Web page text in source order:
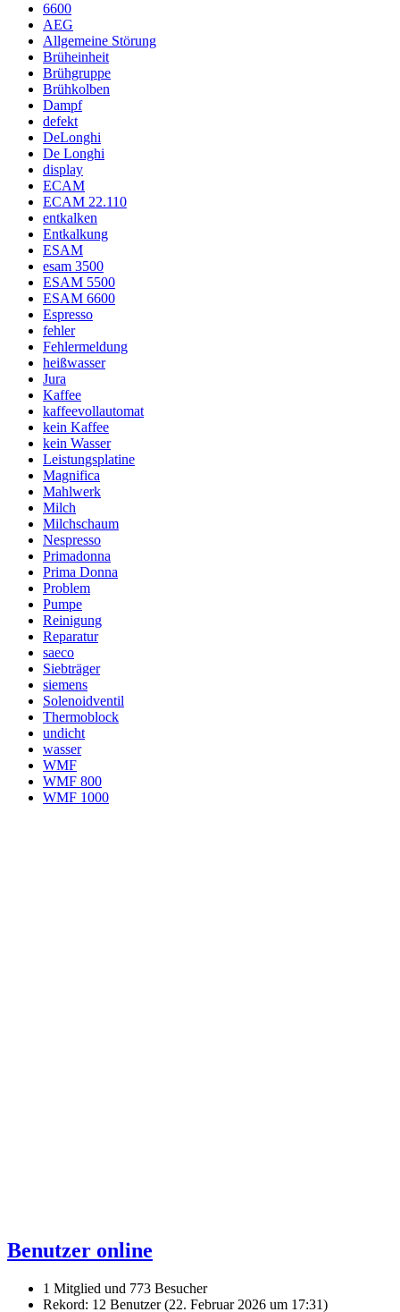
6600
AEG
Allgemeine Störung
Brüheinheit
Brühgruppe
Brühkolben
Dampf
defekt
DeLonghi
De Longhi
display
ECAM
ECAM 22.110
entkalken
Entkalkung
ESAM
esam 3500
ESAM 5500
ESAM 6600
Espresso
fehler
Fehlermeldung
heißwasser
Jura
Kaffee
kaffeevollautomat
kein Kaffee
kein Wasser
Leistungsplatine
Magnifica
Mahlwerk
Milch
Milchschaum
Nespresso
Primadonna
Prima Donna
Problem
Pumpe
Reinigung
Reparatur
saeco
Siebträger
siemens
Solenoidventil
Thermoblock
undicht
wasser
WMF
WMF 800
WMF 1000
Benutzer online
1 Mitglied und 773 Besucher
Rekord: 12 Benutzer (22. Februar 2026 um 17:31)